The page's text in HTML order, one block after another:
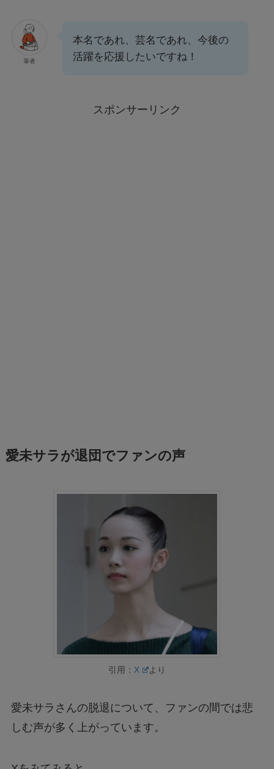
筆者
本名であれ、芸名であれ、今後の
活躍を応援したいですね！
スポンサーリンク
愛未サラが退団でファンの声
引用： X より
愛未サラさんの脱退について、ファンの間では悲
しむ声が多く上がっています。